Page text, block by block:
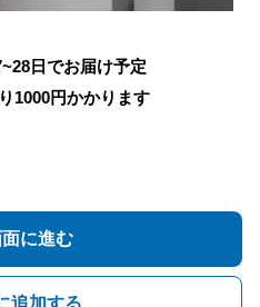
日でお届け予定
1000円かかります
に進む
追加する